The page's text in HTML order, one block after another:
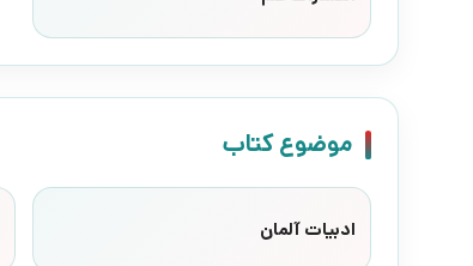
موضوع کتاب
ادبیات آلمان